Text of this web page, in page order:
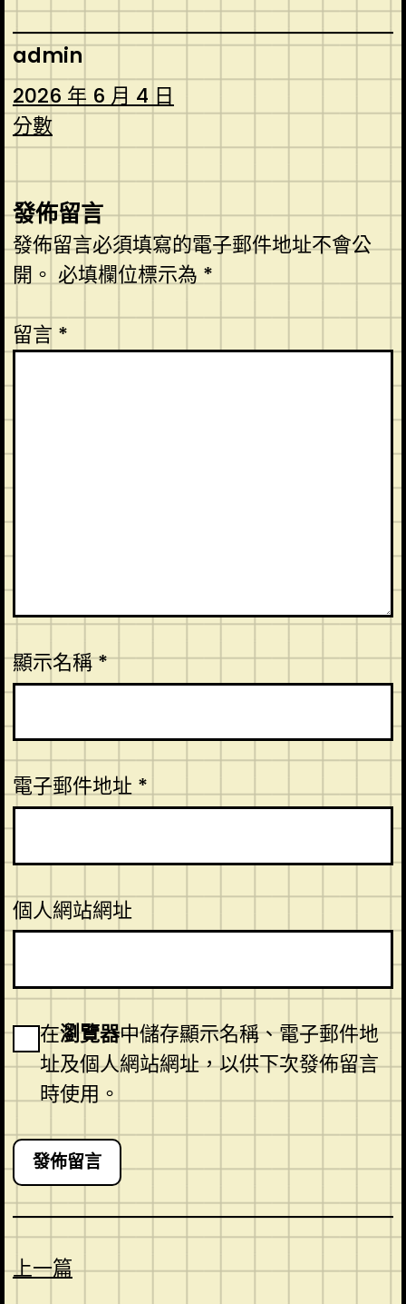
admin
2026 年 6 月 4 日
分數
發佈留言
發佈留言必須填寫的電子郵件地址不會公
開。 必填欄位標示為 *
留言 *
顯示名稱*
電子郵件地址*
個人網站網址
在瀏覽器中儲存顯示名稱、電子郵件地
址及個人網站網址，以供下次發佈留言
時使用。
上一篇